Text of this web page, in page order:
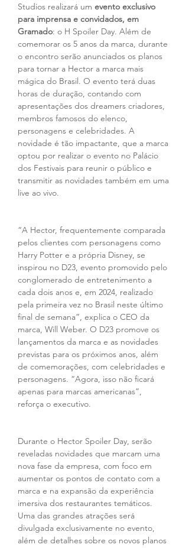
Studios realizará um evento exclusivo
para imprensa e convidados, em
Gramado: o H Spoiler Day. Além de
comemorar os 5 anos da marca, durante
o encontro serão anunciados os planos
para tornar a Hector a marca mais
mágica do Brasil. O evento terá duas
horas de duração, contando com
apresentações dos dreamers criadores,
membros famosos do elenco,
personagens e celebridades. A
novidade é tão impactante, que a marca
optou por realizar o evento no Palácio
dos Festivais para reunir o público e
transmitir as novidades também em uma
live ao vivo.
“A Hector, frequentemente comparada
pelos clientes com personagens como
Harry Potter e a própria Disney, se
inspirou no D23, evento promovido pelo
conglomerado de entretenimento a
cada dois anos e, em 2024, realizado
pela primeira vez no Brasil neste último
final de semana”, explica o CEO da
marca, Will Weber. O D23 promove os
lançamentos da marca e as novidades
previstas para os próximos anos, além
de comemorações, com celebridades e
personagens. “Agora, isso não ficará
apenas para marcas americanas”,
reforça o executivo.
Durante o Hector Spoiler Day, serão
reveladas novidades que marcam uma
nova fase da empresa, com foco em
aumentar os pontos de contato com a
marca e na expansão da experiência
imersiva dos restaurantes temáticos.
Uma das grandes atrações será
divulgada exclusivamente no evento,
além de detalhes sobre os novos planos